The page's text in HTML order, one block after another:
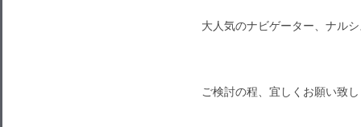
大人気のナビゲーター、ナル
ご検討の程、宜しくお願い致